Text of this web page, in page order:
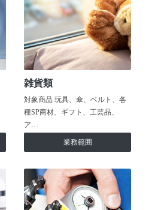
雑貨類
対象商品 玩具、傘、ベルト、各
種SP商材、ギフト、工芸品、
ア…
業務範囲